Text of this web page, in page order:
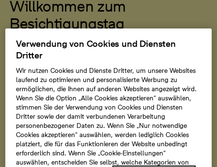
Willkommen zum
Besichtigungstag
Im Werftquartier ist nun bereits das dritte
Obergeschoss im Rohbau fertiggestellt. Am
14.08.2026 können Sie die Geschosse von Haus 1
besichtigen, inklusive der neu gebauten Balkone mit
Blick über den Rhein. So erhalten Sie einen
realistischen Eindruck vom Raumgefühl und der Lage
direkt am Wasser. Unser Team informiert Sie zum
aktuellen Stand und den nächsten Schritten. Eine
persönliche Finanzierungsberatung mit unserem
Partner Interhyp ist ebenfalls vor Ort möglich.
Verwendung von Cookies und Diensten
Dritter
Wir nutzen Cookies und Dienste Dritter, um unsere Websites
laufend zu optimieren und personalisierte Werbung zu
ermöglichen, die Ihnen auf anderen Websites angezeigt wird.
Wenn Sie die Option „Alle Cookies akzeptieren“ auswählen,
stimmen Sie der Verwendung von Cookies und Diensten
Dritter sowie der damit verbundenen Verarbeitung
personenbezogener Daten zu. Wenn Sie „Nur notwendige
Cookies akzeptieren“ auswählen, werden lediglich Cookies
platziert, die für das Funktionieren der Website unbedingt
erforderlich sind. Wenn Sie „Cookie-Einstellungen“
auswählen, entscheiden Sie selbst, welche Kategorien von